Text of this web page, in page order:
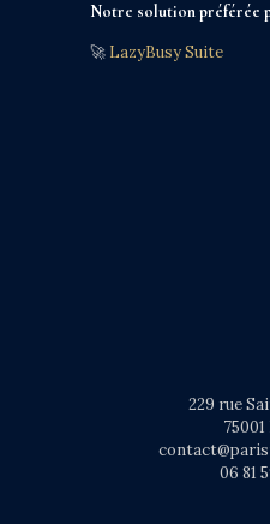
Notre solution préférée
🚀 LazyBusy Suite
229 rue
75001
06 81